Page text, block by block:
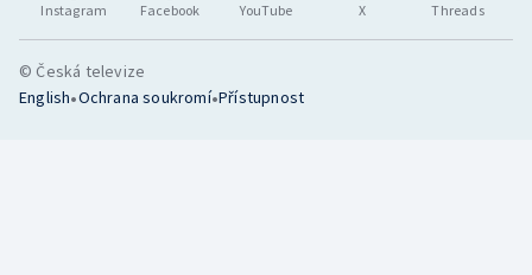
Instagram Facebook YouTube X Threads
© Česká televize
English•Ochrana soukromí•Přístupnost